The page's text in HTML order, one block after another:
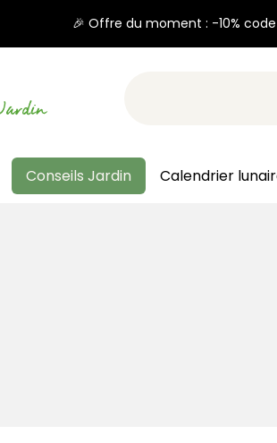
🎉 Offre du moment : -10% code
Recherche, ex:
Conseils Jardin Calendrier